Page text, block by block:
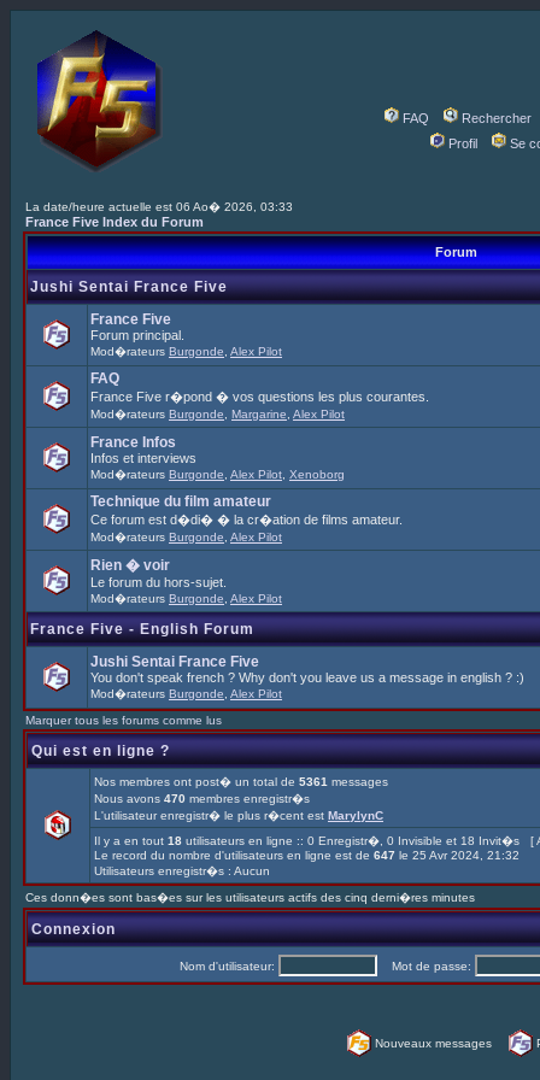
FAQ
Rechercher
Profil
Se
La date/heure actuelle est 06 Ao� 2026, 03:33
France Five Index du Forum
Forum
Jushi Sentai France Five
France Five
Forum principal.
Mod�rateurs Burgonde Alex Pilot
FAQ
France Five r�pond � vos questions les plus courantes.
Mod�rateurs Burgonde Margarine Alex Pilot
France Infos
Infos et interviews
Mod�rateurs Burgonde Alex Pilot Xenoborg
Technique du film amateur
Ce forum est d�di� � la cr�ation de films amateur.
Mod�rateurs Burgonde Alex Pilot
Rien � voir
Le forum du hors-sujet.
Mod�rateurs Burgonde Alex Pilot
France Five - English Forum
Jushi Sentai France Five
You don't speak french ? Why don't you leave us a message in english ? :)
Mod�rateurs Burgonde Alex Pilot
Marquer tous les forums comme lus
Qui est en ligne ?
Nos membres ont post� un total de 5361 messages
Nous avons 470 membres enregistr�s
L'utilisateur enregistr� le plus r�cent est MarylynC
Il y a en tout 18 utilisateurs en ligne :: 0 Enregistr�, 0 Invisible et 18 Invit�s [
Le record du nombre d'utilisateurs en ligne est de 647 le 25 Avr 2024, 21:32
Utilisateurs enregistr�s : Aucun
Ces donn�es sont bas�es sur les utilisateurs actifs des cinq derni�res minutes
Connexion
Nom d'utilisateur: Mot de passe:
Nouveaux messages